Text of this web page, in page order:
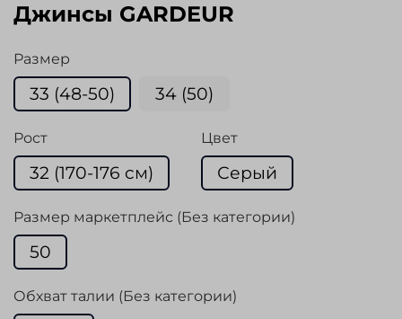
Джинсы GARDEUR
Размер
33 (48-50) 34 (50)
Рост
32 (170-176 cм)
Цвет
Серый
Размер маркетплейс (Без категории)
50
Обхват талии (Без категории)